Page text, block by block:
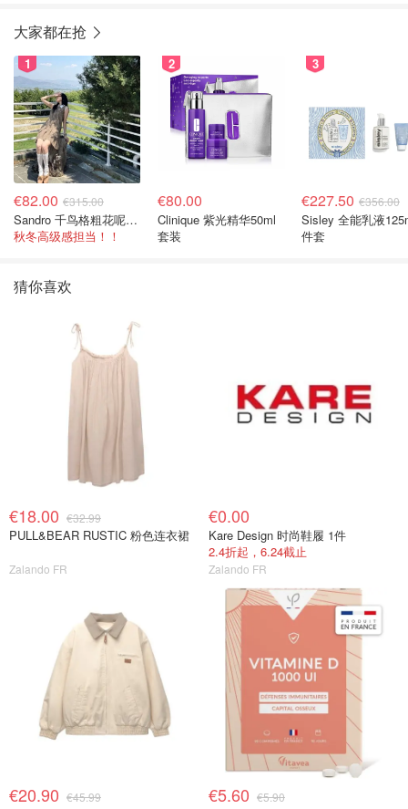
大家都在抢
1
€82.00 €315.00
Sandro 千鸟格粗花呢连衣裙
秋冬高级感担当！！
2
€80.00
Clinique 紫光精华50ml
套装
3
€227.50 €356.00
Sisley 全能乳液
件套
猜你喜欢
€18.00 €32.99
PULL&BEAR RUSTIC 粉色连衣裙
Zalando FR
€0.00
Kare Design 时尚鞋履 1件
2.4折起，6.24截止
Zalando FR
€20.90 €45.99 €5.60 €5.90